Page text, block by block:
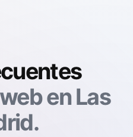
en Las